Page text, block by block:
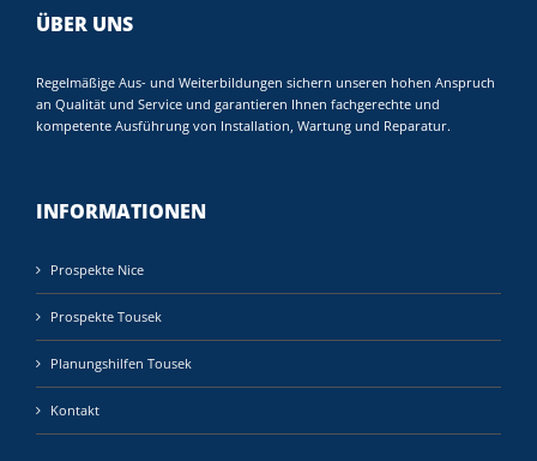
ÜBER UNS
Regelmäßige Aus- und Weiterbildungen sichern unseren hohen Anspruch
an Qualität und Service und garantieren Ihnen fachgerechte und
kompetente Ausführung von Installation, Wartung und Reparatur.
INFORMATIONEN
Prospekte Nice
Prospekte Tousek
Planungshilfen Tousek
Kontakt